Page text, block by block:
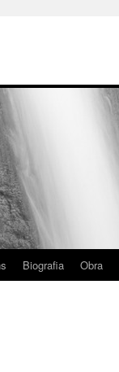
Biografia Obra